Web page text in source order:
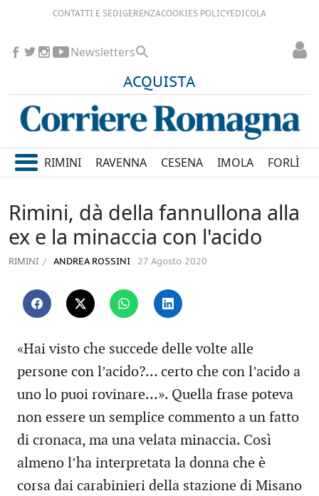
CONTATTI E SEDIGERENZACOOKIES POLICYEDICOLA
ACQUISTA
Newsletters
RIMINI RAVENNA CESENA IMOLA FORLÌ
Rimini, dà della fannullona alla
ex e la minaccia con l'acido
RIMINI ANDREA ROSSINI 27 Agosto 2020
«Hai visto che succede delle volte alle
persone con l’acido?… certo che con l’acido a
uno lo puoi rovinare…». Quella frase poteva
non essere un semplice commento a un fatto
di cronaca, ma una velata minaccia. Così
almeno l’ha interpretata la donna che è
corsa dai carabinieri della stazione di Misano